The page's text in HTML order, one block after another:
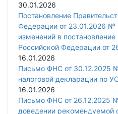
30.01.2026
Постановление
Федерации от 23.01.2026 №
изменений в постановление
Российской Федерации от
16.01.2026
Письмо ФНС от 30.12.2025
налоговой декларации по
16.01.2026
Письмо ФНС от 26.12.2025
доведении